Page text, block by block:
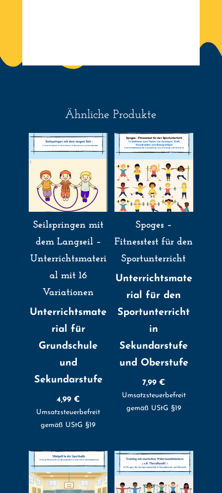
Ähnliche Produkte
Seilspringen mit
dem Langseil –
Unterrichtsmateri
al mit 16
Variationen
Unterrichtsmate
rial für
Grundschule
und
Sekundarstufe
4,99€
Umsatzsteuerbefreit
gemäß UStG §19
Spoges –
Fitnesstest für den
Sportunterricht
Unterrichtsmate
rial für den
Sportunterricht
in
Sekundarstufe
und Oberstufe
7,99€
Umsatzsteuerbefreit
gemäß UStG §19